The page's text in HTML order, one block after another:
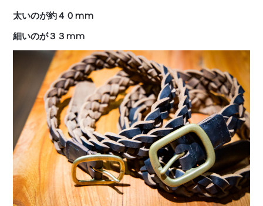
太いのが約４０mm
細いのが３３mm